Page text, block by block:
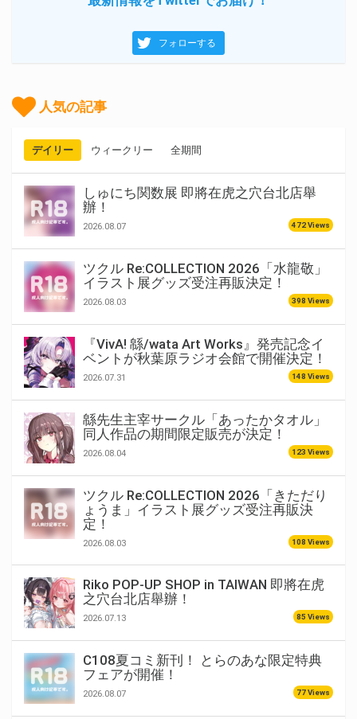
フォローする
人気の記事
デイリー ウィークリー 全期間
しゅにち関数展 即將在虎之穴台北店舉
辦！
2026.08.07 472 Views
ツクル Re:COLLECTION 2026「水龍敬」
イラスト展グッズ受注再販決定！
2026.08.03 398 Views
『VivA! 緜/wata Art Works』発売記念イ
ベントが秋葉原ラジオ会館で開催決定！
2026.07.31 148 Views
緜先生主宰サークル「あったかタオル」
同人作品の期間限定販売が決定！
2026.08.04 123 Views
ツクル Re:COLLECTION 2026「きただり
ょうま」イラスト展グッズ受注再販決
定！
2026.08.03 108 Views
Riko POP-UP SHOP in TAIWAN 即將在虎
之穴台北店舉辦！
2026.07.13 85 Views
C108夏コミ新刊！ とらのあな限定特典
フェアが開催！
2026.08.07 77 Views